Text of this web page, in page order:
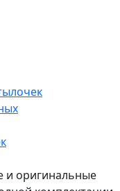
и оригинальные